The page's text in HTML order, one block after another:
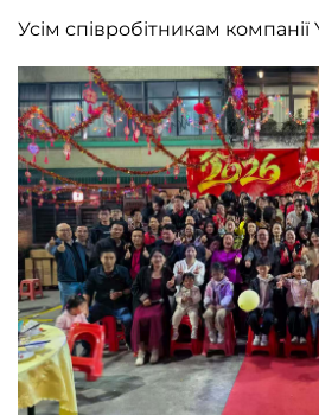
Усім співробітникам компанії